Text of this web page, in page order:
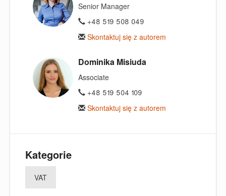
Senior Manager
+48 519 508 049
Skontaktuj się z autorem
Dominika Misiuda
Associate
+48 519 504 109
Skontaktuj się z autorem
Kategorie
VAT